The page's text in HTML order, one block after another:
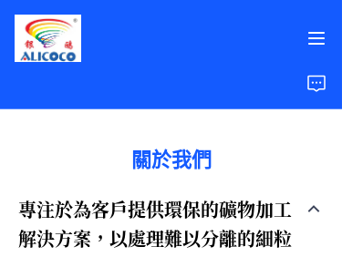
關於我們
專注於為客戶提供環保的礦物加工
解決方案，以處理難以分離的細粒
案例研究